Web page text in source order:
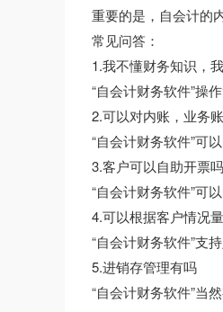
重要的是，自会计的
常见问答：
1.我不懂财务知识，
“自会计财务软件”操
2.可以对内账，业务
“自会计财务软件”可
3.客户可以自助开票
“自会计财务软件”可
4.可以根据客户情况
“自会计财务软件”支
5.进销存管理有吗
“自会计财务软件”当